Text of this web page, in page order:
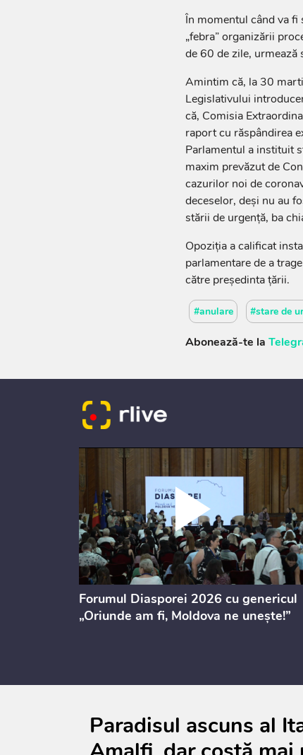
În momentul când va fi
„febra” organizării
de 60 de zile,
Amintim că, la 30
Legislativului
că, Comisia
raport cu răspândirea
Parlamentul a instituit
maxim prevăzut de
cazurilor noi de
deceselor, deși nu au
stării de urgență, ba
Opoziția a calificat
parlamentare de a
către președinta țării.
#anulare #stare de
Abonează-te la
Forumul Diasporei 2026 cu genericul
„Oriunde am fi, Moldova ne unește!”
Paradisul ascuns al